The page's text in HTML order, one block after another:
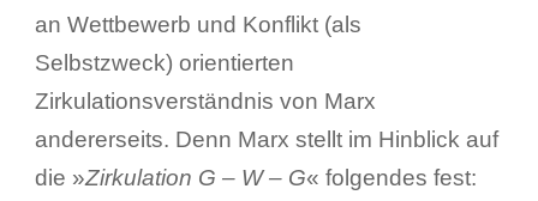
an Wettbewerb und Konflikt (als
Selbstzweck) orientierten
Zirkulationsverständnis von Marx
andererseits. Denn Marx stellt im Hinblick auf
die »Zirkulation G – W – G« folgendes fest: